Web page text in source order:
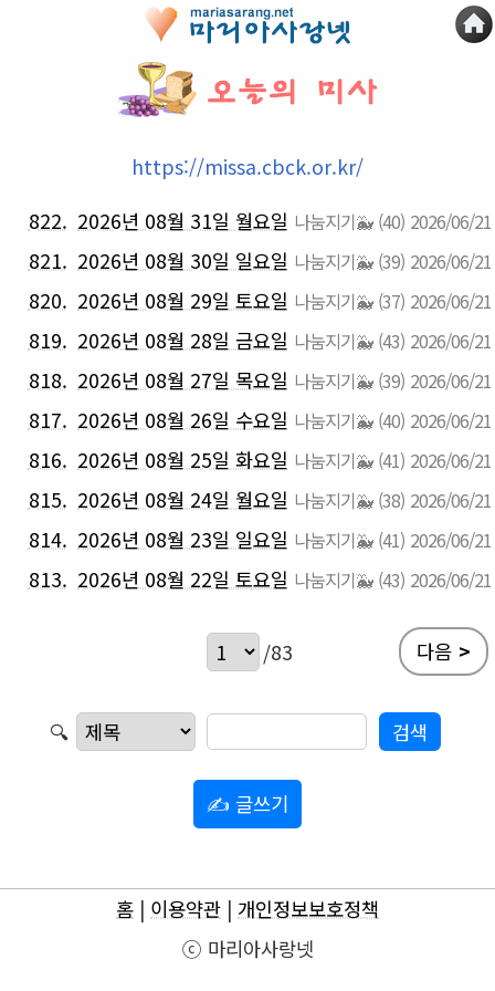
https://missa.cbck.or.kr/
822. 2026년 08월 31일 월요일 나눔지기🐳 (40) 2026/06/21
821. 2026년 08월 30일 일요일 나눔지기🐳 (39) 2026/06/21
820. 2026년 08월 29일 토요일 나눔지기🐳 (37) 2026/06/21
819. 2026년 08월 28일 금요일 나눔지기🐳 (43) 2026/06/21
818. 2026년 08월 27일 목요일 나눔지기🐳 (39) 2026/06/21
817. 2026년 08월 26일 수요일 나눔지기🐳 (40) 2026/06/21
816. 2026년 08월 25일 화요일 나눔지기🐳 (41) 2026/06/21
815. 2026년 08월 24일 월요일 나눔지기🐳 (38) 2026/06/21
814. 2026년 08월 23일 일요일 나눔지기🐳 (41) 2026/06/21
813. 2026년 08월 22일 토요일 나눔지기🐳 (43) 2026/06/21
/83 다음 >
🔍
✍ 글쓰기
홈 | 이용약관 | 개인정보보호정책
ⓒ 마리아사랑넷